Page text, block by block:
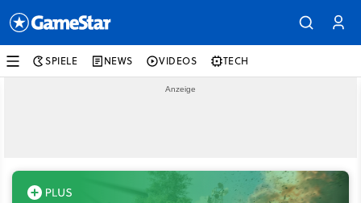
SPIELE NEWS VIDEOS TECH